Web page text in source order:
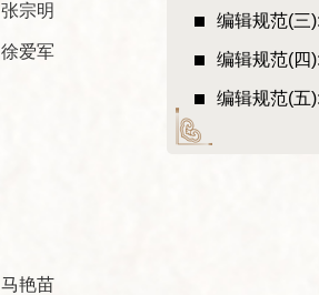
张宗明
徐爱军
马艳苗
编辑规范(三
编辑规范(四
编辑规范(五